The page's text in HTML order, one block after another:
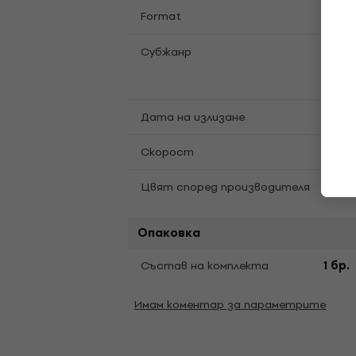
Format
Субжанр
Дата на излизане
Скорост
Цвят според производителя
Опаковка
Състав на комплекта 1 бр.
Имам коментар за параметрите